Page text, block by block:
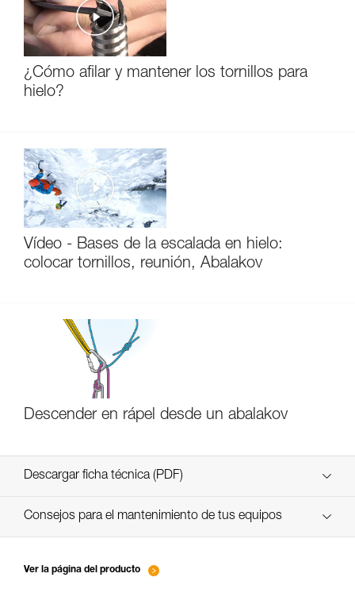
¿Cómo afilar y mantener los tornillos para
hielo?
Vídeo - Bases de la escalada en hielo:
colocar tornillos, reunión, Abalakov
Descender en rápel desde un abalakov
Descargar ficha técnica (PDF)
Technical Notice
Consejos para el mantenimiento de tus equipos
Ver la página del producto